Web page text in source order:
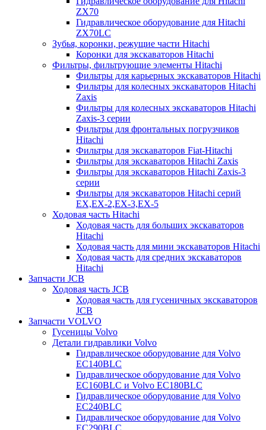
ZX70
Гидравлическое оборудование для Hitachi
ZX70LC
Зубья, коронки, режущие части Hitachi
Коронки для экскаваторов Hitachi
Фильтры, фильтрующие элементы Hitachi
Фильтры для карьерных экскаваторов Hitachi
Фильтры для колесных экскаваторов Hitachi
Zaxis
Фильтры для колесных экскаваторов Hitachi
Zaxis-3 серии
Фильтры для фронтальных погрузчиков
Hitachi
Фильтры для экскаваторов Fiat-Hitachi
Фильтры для экскаваторов Hitachi Zaxis
Фильтры для экскаваторов Hitachi Zaxis-3
серии
Фильтры для экскаваторов Hitachi серий
EX,EX-2,EX-3,EX-5
Ходовая часть Hitachi
Ходовая часть для больших экскаваторов
Hitachi
Ходовая часть для мини экскаваторов Hitachi
Ходовая часть для средних экскаваторов
Hitachi
Запчасти JCB
Ходовая часть JCB
Ходовая часть для гусеничных экскаваторов
JCB
Запчасти VOLVO
Гусеницы Volvo
Детали гидравлики Volvo
Гидравлическое оборудование для Volvo
EC140BLC
Гидравлическое оборудование для Volvo
EC160BLC и Volvo EC180BLC
Гидравлическое оборудование для Volvo
EC240BLC
Гидравлическое оборудование для Volvo
EC290BLC